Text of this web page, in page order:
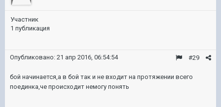
Участник
1 публикация
#29
Опубликовано: 21 апр 2016, 06:54:54
бой начинается,а в бой так и не входит на протяжении всего
поединка,че происходит немогу понять